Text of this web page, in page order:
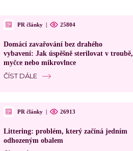
PR články | 25804
Domácí zavařování bez drahého
vybavení: Jak úspěšně sterilovat v troubě,
myčce nebo mikrovlnce
ČÍST DÁLE
PR články | 26913
Littering: problém, který začíná jedním
odhozeným obalem